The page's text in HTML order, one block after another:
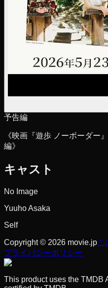
予告編
《映画『遊歩 ノーボーダー
編》
キャスト
No Image
Yuuho Asaka
Self
Copyright © 2026 movie.jpこ
プライバシーポリシー
This product uses the TMDB